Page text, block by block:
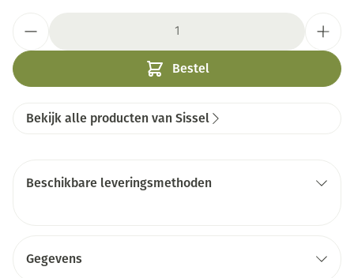
Bestel
Bekijk alle producten van Sissel
Beschikbare leveringsmethoden
Gegevens